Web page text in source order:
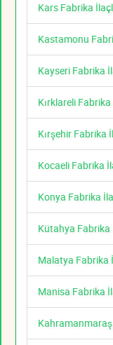
Kars Fabrika
Kastamonu
Kayseri Fabrika
Kırklareli
Kırşehir Fabrika
Kocaeli Fabrika
Konya Fabrika
Kütahya Fabrika
Malatya Fabrika
Manisa Fabrika